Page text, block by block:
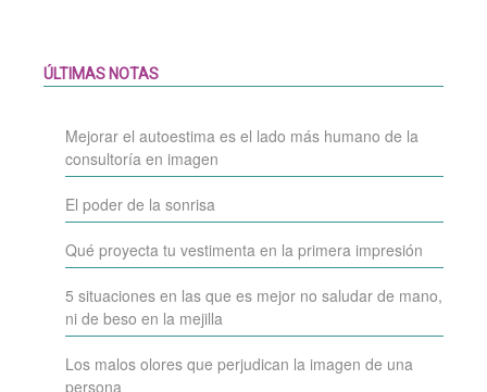
ÚLTIMAS NOTAS
Mejorar el autoestima es el lado más humano de la
consultoría en imagen
El poder de la sonrisa
Qué proyecta tu vestimenta en la primera impresión
5 situaciones en las que es mejor no saludar de mano,
ni de beso en la mejilla
Los malos olores que perjudican la imagen de una
persona